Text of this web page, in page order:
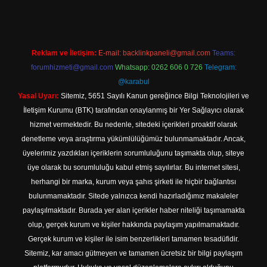
Reklam ve İletişim: E-mail: backlinkpaneli@gmail.com Teams:
forumhizmeti@gmail.com Whatsapp: 0262 606 0 726 Telegram:
@karabul
Yasal Uyarı: Sitemiz, 5651 Sayılı Kanun gereğince Bilgi Teknolojileri ve
İletişim Kurumu (BTK) tarafından onaylanmış bir Yer Sağlayıcı olarak
hizmet vermektedir. Bu nedenle, sitedeki içerikleri proaktif olarak
denetleme veya araştırma yükümlülüğümüz bulunmamaktadır. Ancak,
üyelerimiz yazdıkları içeriklerin sorumluluğunu taşımakta olup, siteye
üye olarak bu sorumluluğu kabul etmiş sayılırlar. Bu internet sitesi,
herhangi bir marka, kurum veya şahıs şirketi ile hiçbir bağlantısı
bulunmamaktadır. Sitede yalnızca kendi hazırladığımız makaleler
paylaşılmaktadır. Burada yer alan içerikler haber niteliği taşımamakta
olup, gerçek kurum ve kişiler hakkında paylaşım yapılmamaktadır.
Gerçek kurum ve kişiler ile isim benzerlikleri tamamen tesadüfidir.
Sitemiz, kar amacı gütmeyen ve tamamen ücretsiz bir bilgi paylaşım